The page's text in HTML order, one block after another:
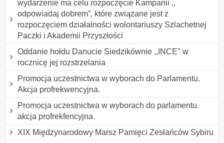
wydarzenie ma celu rozpoczęcie Kampanii ,,
odpowiadaj dobrem”, które związane jest z
rozpoczęciem działalności wolontariuszy Szlachetnej
Paczki i Akademii Przyszłości
Oddanie hołdu Danucie Siedzikównie ,,INCE" w
rocznicę jej rozstrzelania
Promocja uczestnictwa w wyborach do Parlamentu.
Akcja profrekwencyjna.
Promocja uczestnictwa w wyborach do parlamentu.
akcja profrekfencyjna.
XIX Międzynarodowy Marsz Pamięci Zesłańców Sybiru